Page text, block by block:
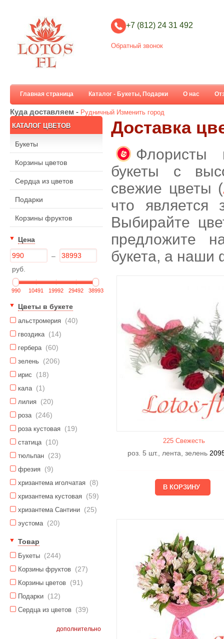
+7 (812) 24 31 492
Обратный звонок
Главная страница Каталог - Букеты, Подарки О нас
Куда доставляем - Рудничный Изменить город
КАТАЛОГ ЦВЕТОВ
Букеты
Корзины цветов
Сердца из цветов
Подарки
Корзины фруктов
Цена
–
руб.
990 10491 19992 29492 38993
Цветы в букете
альстромерия (40)
гвоздика (14)
гербера (60)
зелень (206)
ирис (18)
кала (1)
лилия (20)
роза (246)
роза кустовая (19)
статица (10)
тюльпан (23)
фрезия (9)
хризантема иголчатая (8)
хризантема кустовая (59)
хризантема Сантини (25)
эустома (20)
Товар
Букеты (244)
Корзины фруктов (27)
Корзины цветов (91)
Подарки (12)
Сердца из цветов (39)
дополнительно
Доставка
Флористы
букеты с
свежие цветы (
что является
Выбирайте
предложите
букета, а наши
225 Свежесть
роз. 5 шт., лента, зелень